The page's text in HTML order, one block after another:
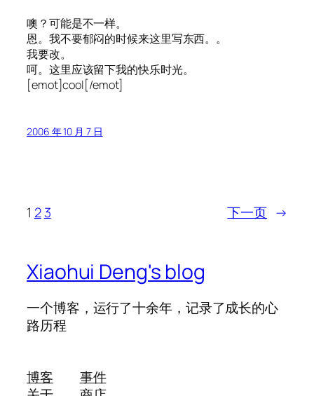
噢？可能是不一样。
恩。我不要郁闷的时候来这里写东西。。
我要改。
呵。这里应该留下我的快乐时光。
[emot]cool[/emot]
2006 年 10 月 7 日
1 2 3 下一页 →
Xiaohui Deng's blog
一个博客，运行了十余年，记录了成长的心
路历程
博客
事件